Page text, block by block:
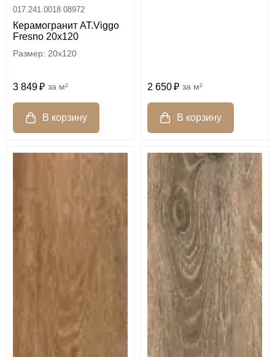
017.241.0018.08972
Керамогранит AT.Viggo
Fresno 20x120
20x120
3 849 м² 2 650 м²